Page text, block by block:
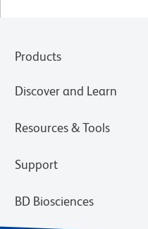
Products
Discover and Learn
Resources & Tools
Support
BD Biosciences